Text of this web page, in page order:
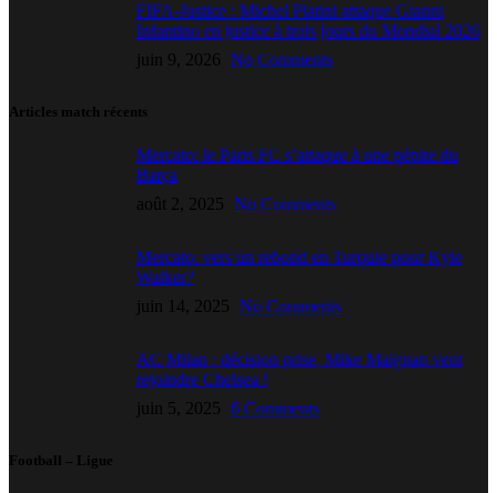
FIFA-Justice : Michel Platini attaque Gianni
Infantino en justice à trois jours du Mondial 2026
juin 9, 2026 No Comments
Articles match récents
Mercato: le Paris FC s’attaque à une pépite du
Barça
août 2, 2025 No Comments
Mercato: vers un rebond en Turquie pour Kyle
Walker?
juin 14, 2025 No Comments
AC Milan : décision prise, Mike Maignan veut
rejoindre Chelsea !
juin 5, 2025 6 Comments
Football – Ligue